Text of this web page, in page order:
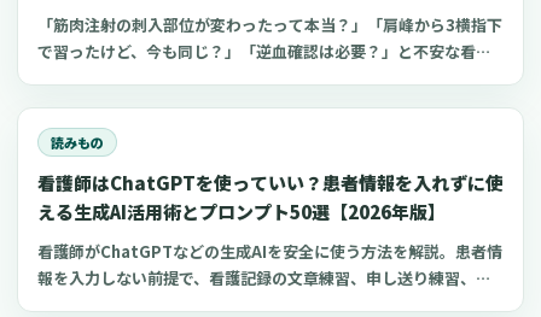
「筋肉注射の刺入部位が変わったって本当？」「肩峰から3横指下
で習ったけど、今も同じ？」「逆血確認は必要？」と不安な看護
び方、針のゲージと長さ、皮下注射との違い、神経損傷やSIRVA
を避けるポイント、ワクチン接種時の手順までわかりやすく解説
します。
読みもの
看護師はChatGPTを使っていい？患者情報を入れずに使
える生成AI活用術とプロンプト50選【2026年版】
看護師がChatGPTなどの生成AIを安全に使う方法を解説。患者情
報を入力しない前提で、看護記録の文章練習、申し送り練習、復